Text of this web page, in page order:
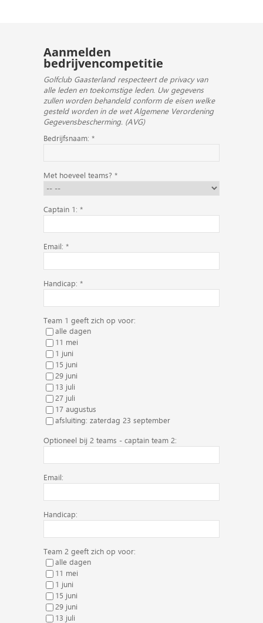
Aanmelden
bedrijvencompetitie
Golfclub Gaasterland respecteert de privacy van
alle leden en toekomstige leden. Uw gegevens
zullen worden behandeld conform de eisen welke
gesteld worden in de wet Algemene Verordening
Gegevensbescherming. (AVG)
Bedrijfsnaam: *
Met hoeveel teams? *
Captain 1: *
Email: *
Handicap: *
Team 1 geeft zich op voor:
alle dagen
11 mei
1 juni
15 juni
29 juni
13 juli
27 juli
17 augustus
afsluiting: zaterdag 23 september
Optioneel bij 2 teams - captain team 2:
Email:
Handicap:
Team 2 geeft zich op voor:
alle dagen
11 mei
1 juni
15 juni
29 juni
13 juli